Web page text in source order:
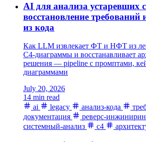
AI для анализа устаревших
восстановление требований
из кода
Как LLM извлекает ФТ и НФТ из
C4-диаграммы и восстанавливает
решения — pipeline с промптами,
диаграммами
July 20, 2026
14 min read
ai
legacy анализ-кода
документация
реверс-
системный-анализ
c4